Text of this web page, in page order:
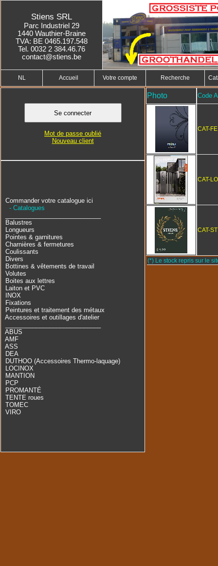
Stiens SRL
Parc Industriel 29
1440 Wauthier-Braine
TVA: BE 0465.197.548
Tel. 0032 2 384.46.76
contact@stiens.be
NL Accueil Votre compte Recherche
Commander votre catalogue ici
- Catalogues
Balustres
Longueurs
Pointes & garnitures
Charnières & fermetures
Coulissants
Divers
Bottines & vêtements de travail
Volutes
Boites aux lettres
Laiton et PVC
INOX
Fixations
Peintures et traitement des métaux
Accessoires et outillages d'atelier
ABUS
AMF
ASS
DEA
DUTHOO (Accessoires Thermo-laquage)
LOCINOX
MANTION
PCP
PROMANTÉ
TENTE roues
TOMEC
VIRO
Mot de passe oublié
Nouveau client
Photo Code
CAT-
CAT-
CAT-
(*) Le stock repris sur le